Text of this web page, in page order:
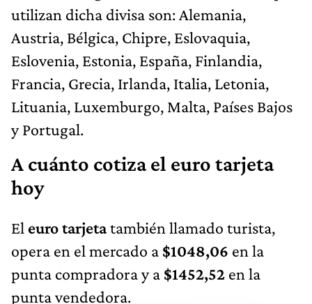
utilizan dicha divisa son: Alemania,
Austria, Bélgica, Chipre, Eslovaquia,
Eslovenia, Estonia, España, Finlandia,
Francia, Grecia, Irlanda, Italia, Letonia,
Lituania, Luxemburgo, Malta, Países Bajos
y Portugal.
A cuánto cotiza el euro tarjeta
hoy
El euro tarjetatambién llamado turista,
opera en el mercado a $1048,06 en la
punta compradora y a $1452,52 en la
punta vendedora.